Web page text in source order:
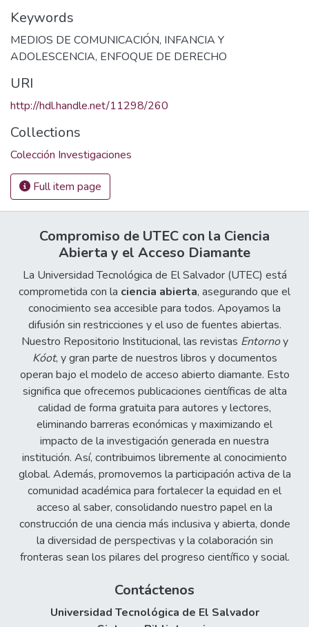
Keywords
MEDIOS DE COMUNICACIÓN, INFANCIA Y
ADOLESCENCIA, ENFOQUE DE DERECHO
URI
http://hdl.handle.net/11298/260
Collections
Colección Investigaciones
Full item page
Compromiso de UTEC con la Ciencia
Abierta y el Acceso Diamante
La Universidad Tecnológica de El Salvador (UTEC) está
comprometida con la ciencia abierta, asegurando que el
conocimiento sea accesible para todos. Apoyamos la
difusión sin restricciones y el uso de fuentes abiertas.
Nuestro Repositorio Institucional, las revistas Entornoy
Kóot, y gran parte de nuestros libros y documentos
operan bajo el modelo de acceso abierto diamante. Esto
significa que ofrecemos publicaciones científicas de alta
calidad de forma gratuita para autores y lectores,
eliminando barreras económicas y maximizando el
impacto de la investigación generada en nuestra
institución. Así, contribuimos libremente al conocimiento
global. Además, promovemos la participación activa de la
comunidad académica para fortalecer la equidad en el
acceso al saber, consolidando nuestro papel en la
construcción de una ciencia más inclusiva y abierta, donde
la diversidad de perspectivas y la colaboración sin
fronteras sean los pilares del progreso científico y social.
Contáctenos
Universidad Tecnológica de El Salvador